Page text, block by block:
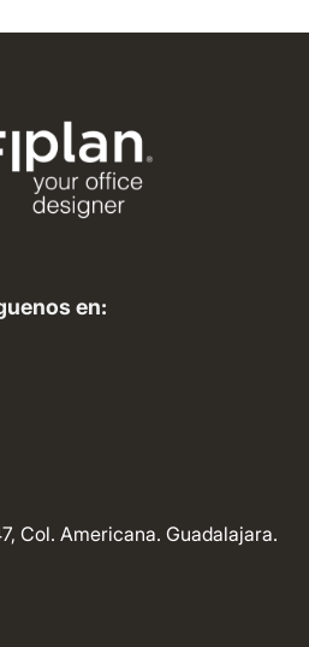
en:
Col. Americana. Guadalajara.